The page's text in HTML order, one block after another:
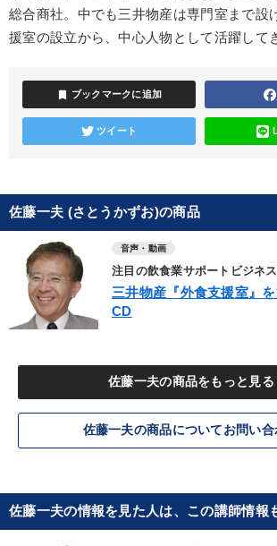
総合商社。中でも三井物産は専門室まで設
援室の設立から、中心人物として活躍して
bookmark ブックマークに追加
ツイート
佐藤一夫 (さとうかずお)の商品
音声・動画
注目の飲食業サポートビジネス
三井物産『外食支援室』
CD
佐藤一夫の商品をもっと見る
佐藤一夫の商品についてお問い合
佐藤一夫の情報を見た人は、この講師情報